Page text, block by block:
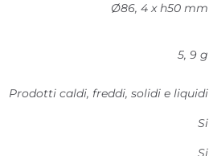
Ø86, 4 x h50 mm
5, 9 g
Prodotti caldi, freddi, solidi e liquidi
Si
Si